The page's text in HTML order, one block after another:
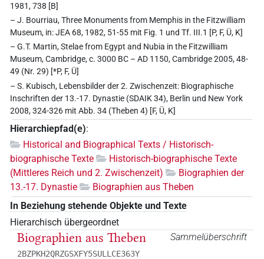
1981, 738 [B]
– J. Bourriau, Three Monuments from Memphis in the Fitzwilliam
Museum, in: JEA 68, 1982, 51-55 mit Fig. 1 und Tf. III.1 [P, F, Ü, K]
– G.T. Martin, Stelae from Egypt and Nubia in the Fitzwilliam
Museum, Cambridge, c. 3000 BC – AD 1150, Cambridge 2005, 48-
49 (Nr. 29) [*P, F, Ü]
– S. Kubisch, Lebensbilder der 2. Zwischenzeit: Biographische
Inschriften der 13.-17. Dynastie (SDAIK 34), Berlin und New York
2008, 324-326 mit Abb. 34 (Theben 4) [F, Ü, K]
Hierarchiepfad(e):
Historical and Biographical Texts / Historisch-
biographische Texte
Historisch-biographische Texte
(Mittleres Reich und 2. Zwischenzeit)
Biographien der
13.-17. Dynastie
Biographien aus Theben
In Beziehung stehende Objekte und Texte
Hierarchisch übergeordnet
Sammelüberschrift
Biographien aus Theben
2BZPKH2QRZGSXFY5SULLCE363Y